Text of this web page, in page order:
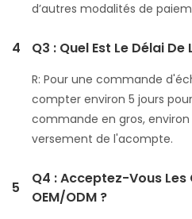
d’autres modalités de
4 Q3 : Quel Est Le Délai
R: Pour une commande
compter environ 5 jours
commande en gros, environ
versement de l'acompte.
5
Q4 : Acceptez-Vous
OEM/ODM ?